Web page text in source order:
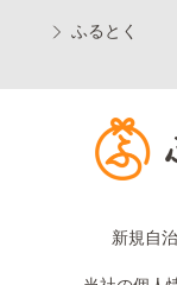
ふるとく
新規自